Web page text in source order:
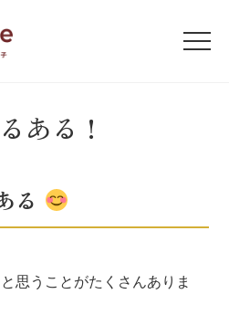
ある！
る
思うことがたくさんありま